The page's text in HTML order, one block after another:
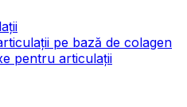
pe bază de colagen
pentru articulații